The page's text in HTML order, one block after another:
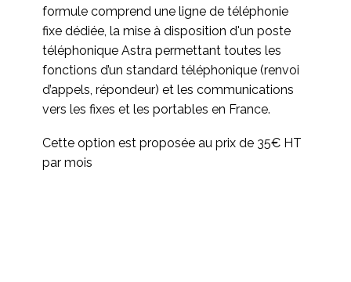
formule comprend une ligne de téléphonie
fixe dédiée, la mise à disposition d'un poste
téléphonique Astra permettant toutes les
fonctions d’un standard téléphonique (renvoi
d’appels, répondeur) et les communications
vers les fixes et les portables en France.
Cette option est proposée au prix de 35€ HT
par mois